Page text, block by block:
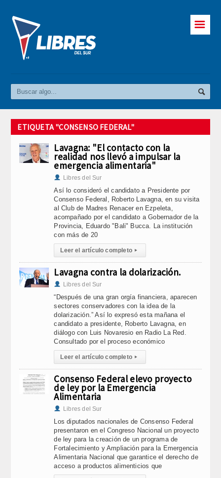
☰
ETIQUETA "CONSENSO FEDERAL"
Lavagna: "El contacto con la
realidad nos llevó a impulsar la
emergencia alimentaria"
Libres del Sur
Así lo consideró el candidato a Presidente por
Consenso Federal, Roberto Lavagna, en su visita
al Club de Madres Renacer en Ezpeleta,
acompañado por el candidato a Gobernador de la
Provincia, Eduardo "Bali" Bucca. La institución
con más de 20
Leer el artículo completo ▸
Lavagna contra la dolarización.
Libres del Sur
“Después de una gran orgía financiera, aparecen
sectores conservadores con la idea de la
dolarización.” Así lo expresó esta mañana el
candidato a presidente, Roberto Lavagna, en
diálogo con Luis Novaresio en Radio La Red.
Consultado por el proceso económico
Leer el artículo completo ▸
Consenso Federal elevo proyecto
de ley por la Emergencia
Alimentaria
Libres del Sur
Los diputados nacionales de Consenso Federal
presentaron en el Congreso Nacional un proyecto
de ley para la creación de un programa de
Fortalecimiento y Ampliación para la Emergencia
Alimentaria Nacional que garantice el derecho de
acceso a productos alimenticios que